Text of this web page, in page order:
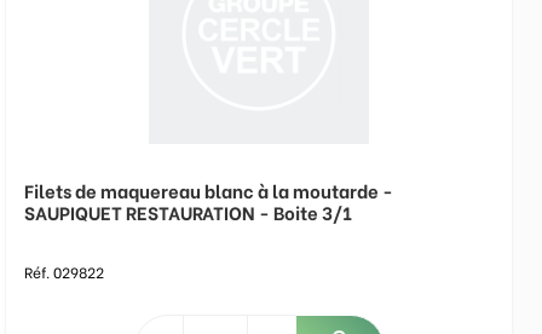
Filets de maquereau blanc à la moutarde -
SAUPIQUET RESTAURATION - Boite 3/1
Réf. 029822